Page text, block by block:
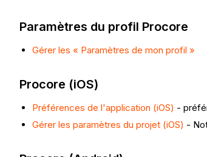
Paramètres du profil Procore
Gérer les « Paramètres de mon profil »
Procore (iOS)
Préférences de l'application (iOS) -
Gérer les paramètres du projet (iOS) -